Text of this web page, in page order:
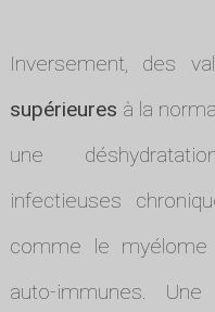
Inversement, des
supérieures à la
une
infectieuses
comme le
auto-immunes.